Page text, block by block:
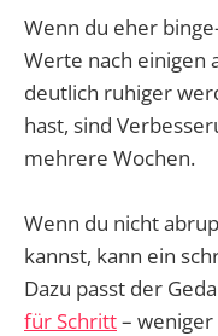
Wenn du eher
Werte nach einigen
deutlich ruhiger
hast, sind
mehrere Wochen.
Wenn du nicht
kannst, kann ein
Dazu passt der
für Schritt–